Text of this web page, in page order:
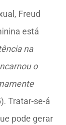
Freud
está
na
o
Tratar-se-á
pode gerar